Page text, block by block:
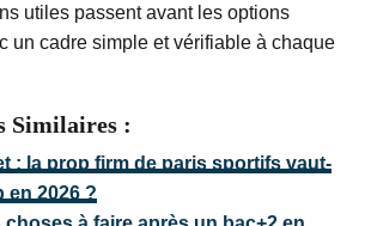
utiles passent avant les options
un cadre simple et vérifiable à chaque
Similaires :
: la prop firm de paris sportifs vaut-
en 2026 ?